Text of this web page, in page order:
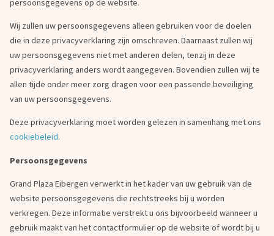
persoonsgegevens op de website.
Wij zullen uw persoonsgegevens alleen gebruiken voor de doelen
die in deze privacyverklaring zijn omschreven. Daarnaast zullen wij
uw persoonsgegevens niet met anderen delen, tenzij in deze
privacyverklaring anders wordt aangegeven. Bovendien zullen wij te
allen tijde onder meer zorg dragen voor een passende beveiliging
van uw persoonsgegevens.
Deze privacyverklaring moet worden gelezen in samenhang met ons
cookiebeleid.
Persoonsgegevens
Grand Plaza Eibergen verwerkt in het kader van uw gebruik van de
website persoonsgegevens die rechtstreeks bij u worden
verkregen. Deze informatie verstrekt u ons bijvoorbeeld wanneer u
gebruik maakt van het contactformulier op de website of wordt bij u